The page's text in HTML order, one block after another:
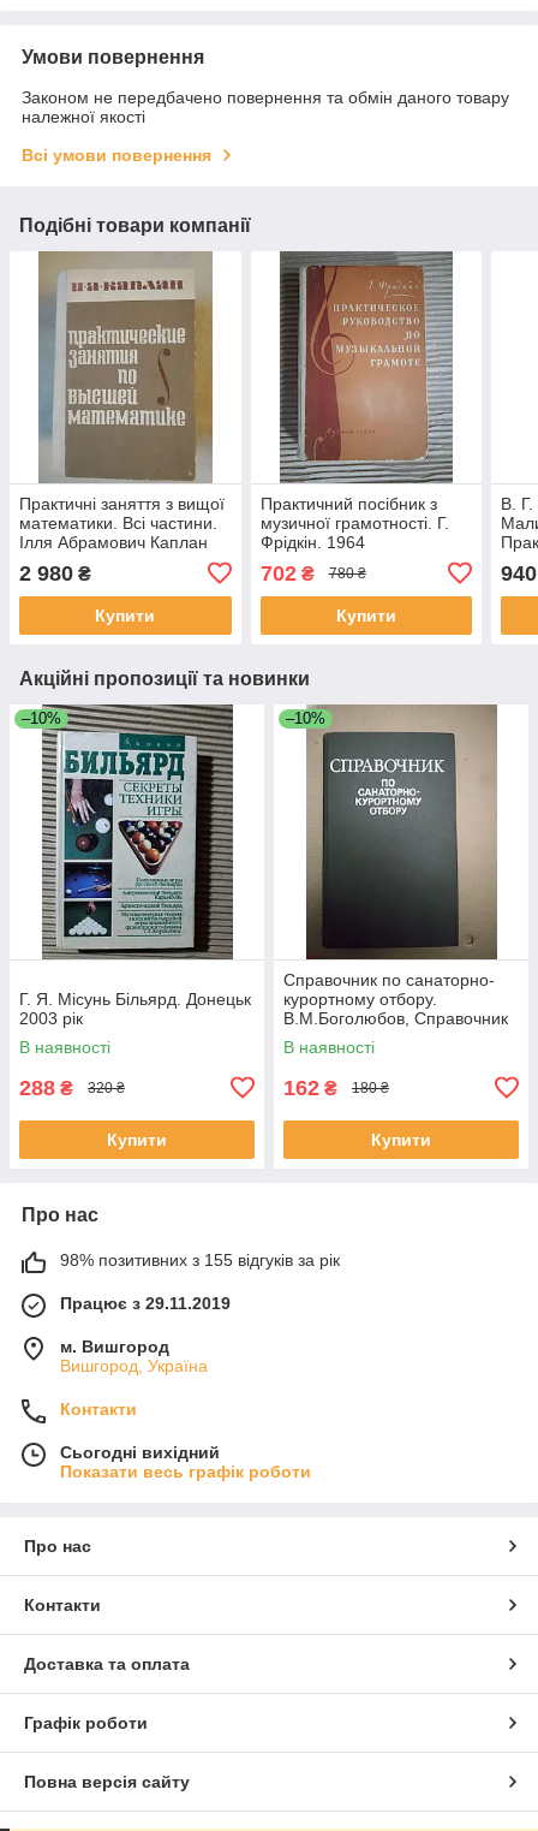
Умови повернення
Законом не передбачено повернення та обмін даного товару
належної якості
Всі умови повернення
Подібні товари компанії
Практичні заняття з вищої
математики. Всі частини.
Ілля Абрамович Каплан
2 980 ₴
Купити
Практичний посібник з
музичної грамотності. Г.
Фрідкін. 1964
702₴ 780 ₴
Купити
В.
х
940
Акційні пропозиції та новинки
–10%
Г. Я. Місунь Більярд. Донецьк
2003 рік
В наявності
288 ₴ 320 ₴
Купити
–10%
Справочник по санаторно-
курортному отбору.
В.М.Боголюбов, Справочник
по санаторно-курортному
отбору.
В наявності
162 ₴ 180 ₴
Купити
Про нас
98% позитивних з 155 відгуків за рік
Працює з 29.11.2019
м. Вишгород
Вишгород, Україна
Контакти
Сьогодні вихідний
Показати весь графік роботи
Про нас
Контакти
Доставка та оплата
Графік роботи
Повна версія сайту